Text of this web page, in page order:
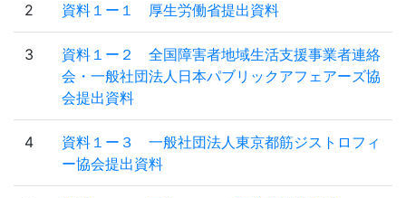
2 資料１ー１ 厚生労働省提出資料
3
資料１ー２ 全国障害者地域生活支援事業者連絡
会・一般社団法人日本パブリックアフェアーズ協
会提出資料
4
資料１ー３ 一般社団法人東京都筋ジストロフィ
ー協会提出資料